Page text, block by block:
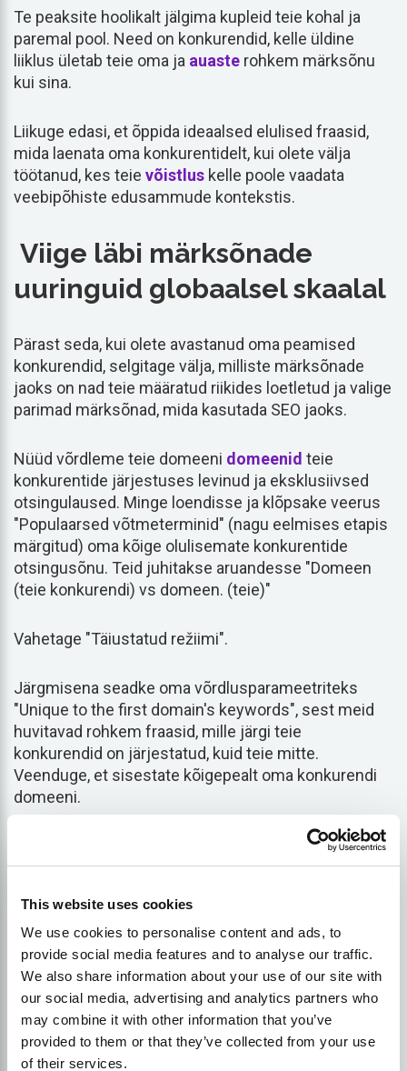
This website uses cookies
We use cookies to personalise content and ads, to
provide social media features and to analyse our traffic.
We also share information about your use of our site with
our social media, advertising and analytics partners who
may combine it with other information that you’ve
provided to them or that they’ve collected from your use
of their services.
Te peaksite hoolikalt jälgima kupleid teie kohal ja
paremal pool. Need on konkurendid, kelle üldine
liiklus ületab teie oma ja auaste rohkem märksõnu
kui sina.
Liikuge edasi, et õppida ideaalsed elulised fraasid,
mida laenata oma konkurentidelt, kui olete välja
töötanud, kes teie võistlus kelle poole vaadata
veebipõhiste edusammude kontekstis.
Viige läbi märksõnade
uuringuid globaalsel skaalal
Pärast seda, kui olete avastanud oma peamised
konkurendid, selgitage välja, milliste märksõnade
jaoks on nad teie määratud riikides loetletud ja valige
parimad märksõnad, mida kasutada SEO jaoks.
Nüüd võrdleme teie domeeni domeenid teie
konkurentide järjestuses levinud ja eksklusiivsed
otsingulaused. Minge loendisse ja klõpsake veerus
"Populaarsed võtmeterminid" (nagu eelmises etapis
märgitud) oma kõige olulisemate konkurentide
otsingusõnu. Teid juhitakse aruandesse "Domeen
(teie konkurendi) vs domeen. (teie)"
Vahetage "Täiustatud režiimi".
Järgmisena seadke oma võrdlusparameetriteks
"Unique to the first domain's keywords", sest meid
huvitavad rohkem fraasid, mille järgi teie
konkurendid on järjestatud, kuid teie mitte.
Veenduge, et sisestate kõigepealt oma konkurendi
domeeni.
Teile esitatakse terminite vorm, mille puhul teie
konkurendid, mitte teie, saavad liiklust. Enne nõus, et
selgitama, millised neist on ulatuslik otsingumaht ja
madal raskusaste - millised neist on veelgi
tõenäolisemad, et juhtida külastajaid teie saidile.
Pange selle saavutamiseks kasutusele täiustatud
filtrid. Lisage märksõnad koosotsingu maht
siis jätke välja need, mille otsingufraasi tüve tase on